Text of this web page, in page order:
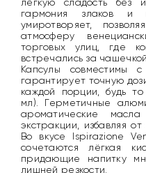
гармония злаков и
умиротворяет,
атмосферу
торговых улиц, где
встречались за
Капсулы совместимы
гарантирует точную
каждой порции, будь
мл). Герметичные
ароматические
экстракции, избавляя
Во вкусе Ispirazione
сочетаются лёгкая
придающие напитку
лишней резкости.